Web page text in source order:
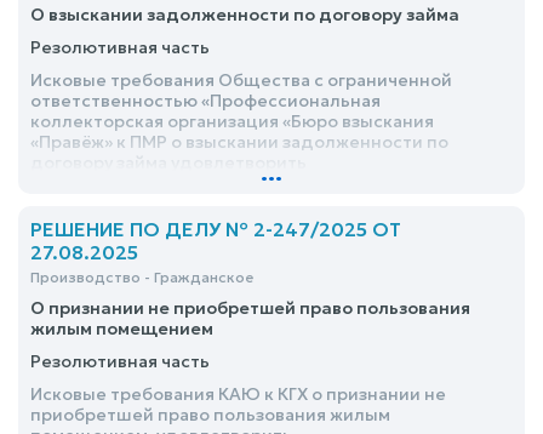
О взыскании задолженности по договору займа
Резолютивная часть
Исковые требования Общества с ограниченной
ответственностью «Профессиональная
коллекторская организация «Бюро взыскания
«Правёж» к ПМР о взыскании задолженности по
...
РЕШЕНИЕ ПО ДЕЛУ № 2-247/2025 ОТ
27.08.2025
Производство - Гражданское
О признании не приобретшей право пользования
жилым помещением
Резолютивная часть
Исковые требования КАЮ к КГХ о признании не
приобретшей право пользования жилым